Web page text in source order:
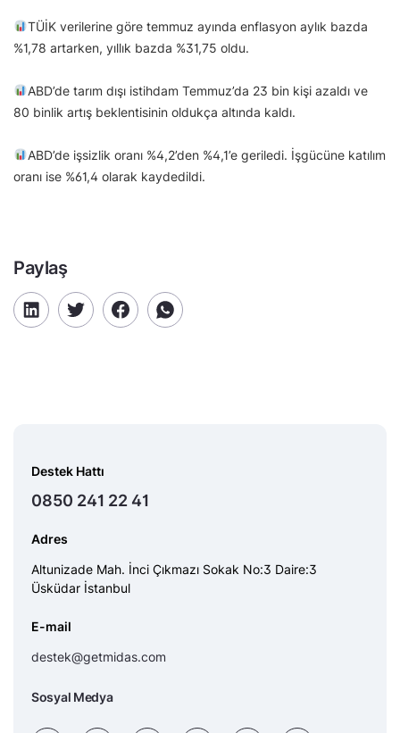
TÜİK verilerine göre temmuz ayında enflasyon aylık bazda
%1,78 artarken, yıllık bazda %31,75 oldu.
ABD’de tarım dışı istihdam Temmuz’da 23 bin kişi azaldı ve
80 binlik artış beklentisinin oldukça altında kaldı.
ABD’de işsizlik oranı %4,2’den %4,1’e geriledi. İşgücüne katılım
oranı ise %61,4 olarak kaydedildi.
Paylaş
Destek Hattı
0850 241 22 41
Adres
Altunizade Mah. İnci Çıkmazı Sokak No:3 Daire:3
Üsküdar İstanbul
E-mail
destek@getmidas.com
Sosyal Medya